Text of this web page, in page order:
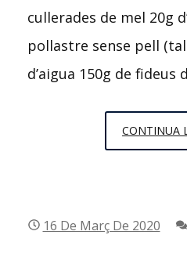
cullerades de mel 20g
pollastre sense pell
d’aigua 150g de fideus
CONTINUA
16 De Març De 2020